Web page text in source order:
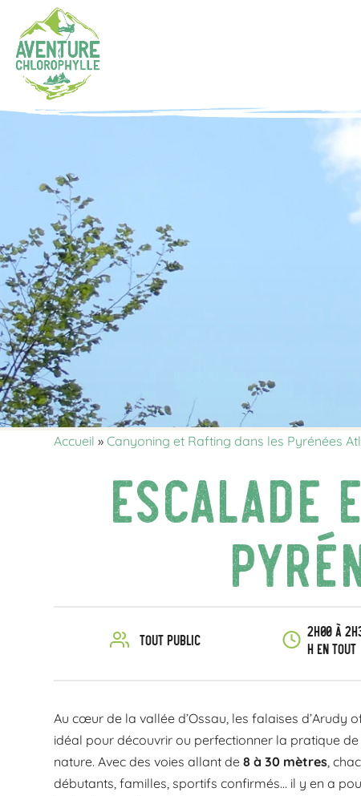
Accueil »Canyoning et Rafting dans les Pyrénées
Escalade
Tout public
2h00 à
h en tout
Au cœur de la vallée d’Ossau, les falaises d’Arudy
idéal pour découvrir ou perfectionner la pratique de
nature. Avec des voies allant de8 à 30 mètres,
débutants, familles, sportifs confirmés… il y en a